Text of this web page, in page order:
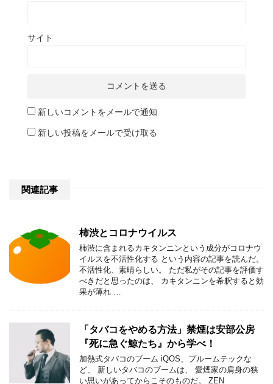
サイト
新しいコメントをメールで通知
新しい投稿をメールで受け取る
関連記事
柿渋とコロナウイルス
柿渋に含まれるカキタンニンという成分がコロナウ
イルスを不活性化する という内容の記事を読んだ。
不活性化、素晴らしい。 ただ私がその記事を評価す
べきだと思ったのは、 カキタンニンを希釈すると効
果が薄れ …
「タバコをやめる方法」禁煙は安部公房
『死に急ぐ鯨たち』から学べ！
加熱式タバコのブーム iQOS、プルームテックな
ど、 新しいタバコのブームは、 愛煙家の肩身の狭
い思いがあってからこそのものだ。 ZEN